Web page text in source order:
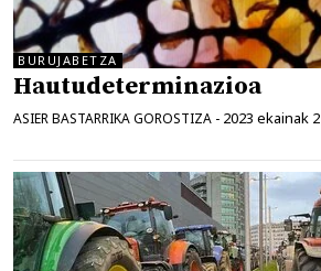
BURUJABETZA
Hautudeterminazioa
ASIER BASTARRIKA GOROSTIZA - 2023 ekainak 2